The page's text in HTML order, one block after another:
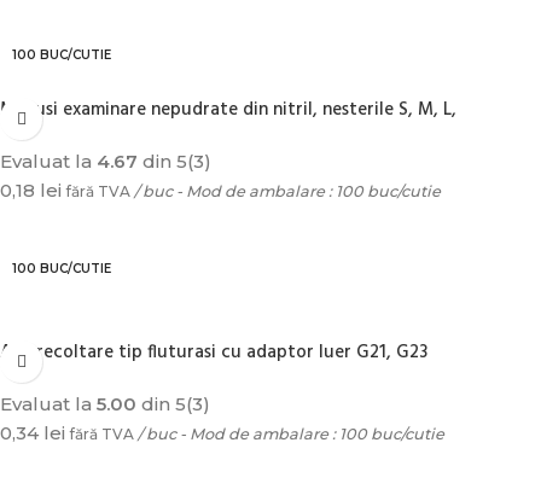
100 BUC/CUTIE
Manusi examinare nepudrate din nitril, nesterile S, M, L,
Evaluat la 4.67 din 5(3)
0,18 lei fără TVA / buc - Mod de ambalare : 100 buc/cutie
100 BUC/CUTIE
Ace recoltare tip fluturasi cu adaptor luer G21, G23
Evaluat la 5.00 din 5(3)
0,34 lei fără TVA / buc - Mod de ambalare : 100 buc/cutie